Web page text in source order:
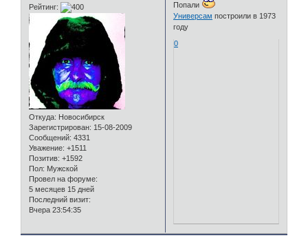
Рейтинг:
Откуда: Новосибирск
Зарегистрирован: 15-08-2009
Сообщений: 4331
Уважение: +1511
Позитив: +1592
Пол: Мужской
Провел на форуме:
5 месяцев 15 дней
Последний визит:
Вчера 23:54:35
Попали
Универсам построили в 1973
году
0